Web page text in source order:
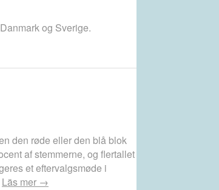
og Sverige.
den røde eller den blå blok
af stemmerne, og flertallet
et eftervalgsmøde i
Läs mer →